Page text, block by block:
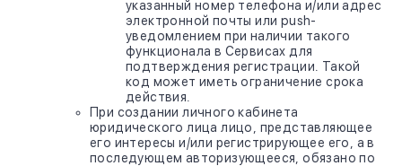
указанный номер телефона и/или адрес
электронной почты или push-
уведомлением при наличии такого
функционала в Сервисах для
подтверждения регистрации. Такой
код может иметь ограничение срока
действия.
При создании личного кабинета
юридического лица лицо, представляющее
его интересы и/или регистрирующее его, а в
последующем авторизующееся, обязано по